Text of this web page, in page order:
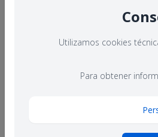
Utilizamos cookies
Para obtener